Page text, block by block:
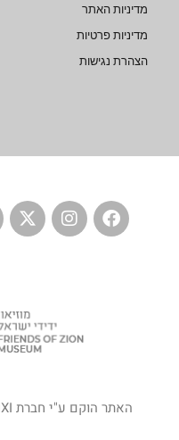
מדיניות האתר
מדיניות פרטיות
הצהרת נגישות
האתר הוקם ע"י חברת MXI –